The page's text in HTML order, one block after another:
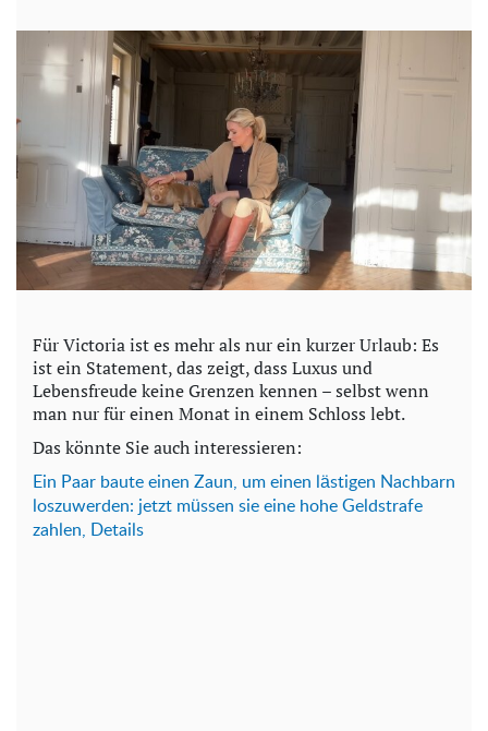
Für Victoria ist es mehr als nur ein kurzer Urlaub: Es
ist ein Statement, das zeigt, dass Luxus und
Lebensfreude keine Grenzen kennen – selbst wenn
man nur für einen Monat in einem Schloss lebt.
Das könnte Sie auch interessieren:
Ein Paar baute einen Zaun, um einen lästigen Nachbarn
loszuwerden: jetzt müssen sie eine hohe Geldstrafe
zahlen, Details